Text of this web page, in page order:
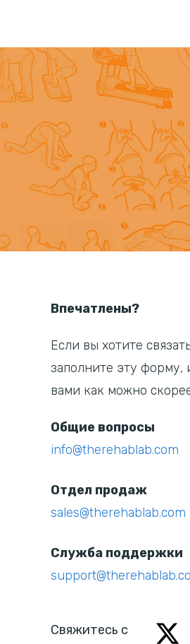
Впечатлены?
Если вы хотите
заполните эту форму,
вами как можно
Общие вопросы
info@therehablab.com
Отдел продаж
sales@therehablab.com
Служба поддержки
Свяжитесь с